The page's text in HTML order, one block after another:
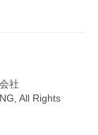
社
All Rights